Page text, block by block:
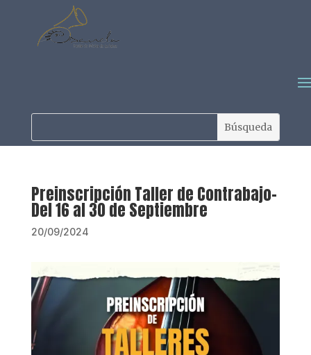
Preinscripción Taller de Contrabajo-
Del 16 al 30 de Septiembre
20/09/2024